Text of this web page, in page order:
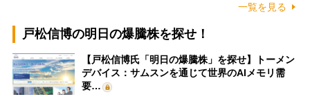
一覧を見る
戸松信博の明日の爆騰株を探せ！
【戸松信博氏「明日の爆騰株」を探せ】トーメン
デバイス：サムスンを通じて世界のAIメモリ需
要…